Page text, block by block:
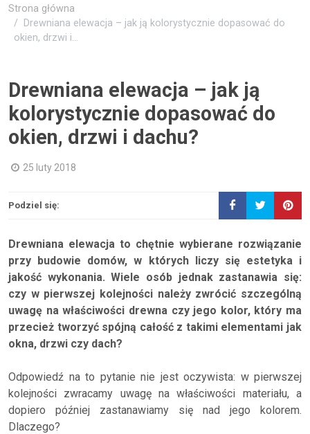
Strona główna
Drewniana elewacja – jak ją kolorystycznie dopasować do
okien, drzwi i...
Drewniana elewacja – jak ją
kolorystycznie dopasować do
okien, drzwi i dachu?
25 luty 2018
Podziel się:
Drewniana elewacja to chętnie wybierane rozwiązanie
przy budowie domów, w których liczy się estetyka i
jakość wykonania. Wiele osób jednak zastanawia się:
czy w pierwszej kolejności należy zwrócić szczególną
uwagę na właściwości drewna czy jego kolor, który ma
przecież tworzyć spójną całość z takimi elementami jak
okna, drzwi czy dach?
Odpowiedź na to pytanie nie jest oczywista: w pierwszej
kolejności zwracamy uwagę na właściwości materiału, a
dopiero później zastanawiamy się nad jego kolorem.
Dlaczego?